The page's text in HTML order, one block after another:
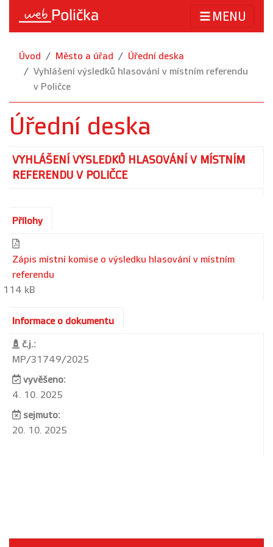
MENU
Úvod Město a úřad
Úřední deska
Vyhlášení výsledků hlasování v místním referendu
v Poličce
Úřední deska
VYHLÁŠENÍ VÝSLEDKŮ HLASOVÁNÍ V MÍSTNÍM
REFERENDU V POLIČCE
Přílohy
Zápis místní komise o výsledku hlasování v místním
referendu
114 kB
Informace o dokumentu
č.j.:
MP/31749/2025
vyvěšeno:
4. 10. 2025
sejmuto:
20. 10. 2025